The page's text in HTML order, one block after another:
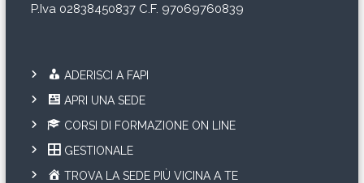
P.Iva 02838450837 C.F. 97069760839
ADERISCI A FAPI
APRI UNA SEDE
CORSI DI FORMAZIONE ON LINE
GESTIONALE
TROVA LA SEDE PIÙ VICINA A TE